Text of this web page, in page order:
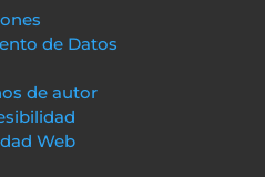
de Datos
de autor
Web